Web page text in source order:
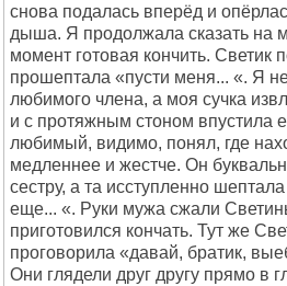
снова подалась вперёд и
дыша. Я продолжала сказать на
момент готовая кончить. Светик
прошептала «пусти меня... «. Я
любимого члена, а моя сучка
и с протяжным стоном впустила
любимый, видимо, понял, где
медленнее и жестче. Он
сестру, а та исступленно
еще... «. Руки мужа сжали
приготовился кончать. Тут же
проговорила «давай, братик,
Они глядели друг другу прямо в